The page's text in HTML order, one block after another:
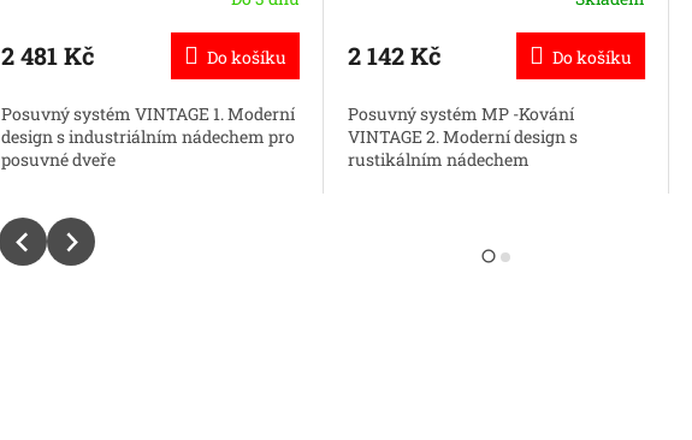
2 481 Kč Do košíku
Posuvný systém VINTAGE 1. Moderní
design s industriálním nádechem pro
posuvné dveře
2 142 Kč Do košíku
Posuvný systém MP -Kování
VINTAGE 2. Moderní design s
rustikálním nádechem